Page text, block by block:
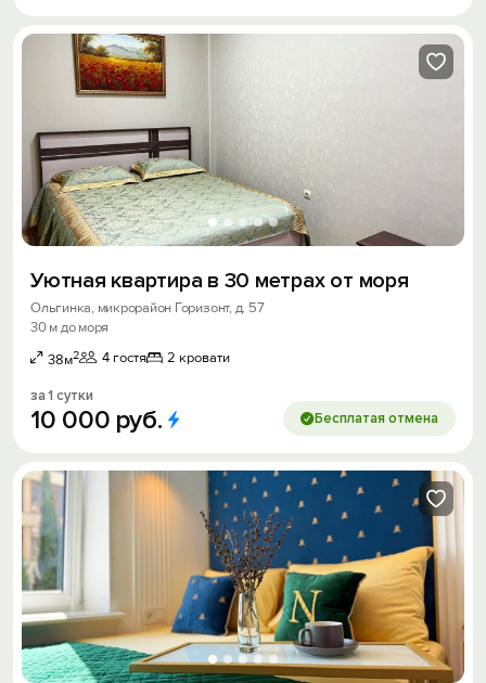
Уютная квартира в 30 метрах от моря
Ольгинка, микрорайон Горизонт, д. 57
30 м до моря
38м2 4 гостя 2 кровати
за 1 сутки
10 000 руб. Бесплатая отмена